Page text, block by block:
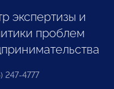
экспертизы и
проблем
247-4777